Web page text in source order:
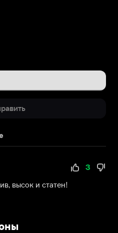
3
высок и статен!